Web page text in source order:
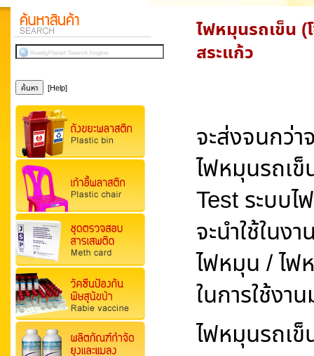
[Help]
ไฟหมุนรถเข็น (
สระแก้ว
จะส่งจนกว่า
ไฟหมุนรถเข็
Test ระบบ
จะนำใช้ในง
ไฟหมุน / ไฟ
ในการใช้งา
ไฟหมุนรถเ